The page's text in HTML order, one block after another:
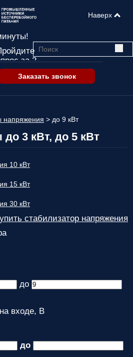
Заказать звонок
напряжения > до 9 кВт
3 кВт, до 5 кВт
10 кВт
15 кВт
30 кВт
стабилизатор напряжения
до
входе, В
до
Наверх
ИБП
за 2
узнайте,
ИБП
и вы
Список
ИБПс
для